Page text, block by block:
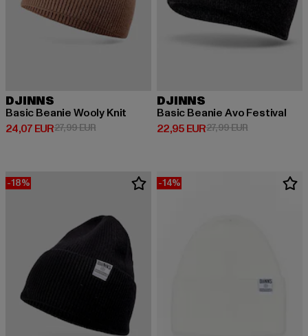
DJINNS
Basic Beanie Wooly Knit
24,07 EUR
Derzeitiger Preis: 24,07 EUR
27,99 EURAktionspreis: 27,99 EUR
DJINNS
Basic Beanie Avo Festival
22,95 EUR
Derzeitiger Preis: 22,95 EUR
27,99 EURAktionspreis:
-18% -14%